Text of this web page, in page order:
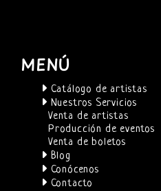
MENÚ
Catálogo de artistas
Nuestros Servicios
Venta de artistas
Producción de eventos
Venta de boletos
Blog
Conócenos
Contacto